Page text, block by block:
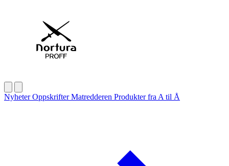
NyheterOppskrifterMatredderen Produkter fra A til Å